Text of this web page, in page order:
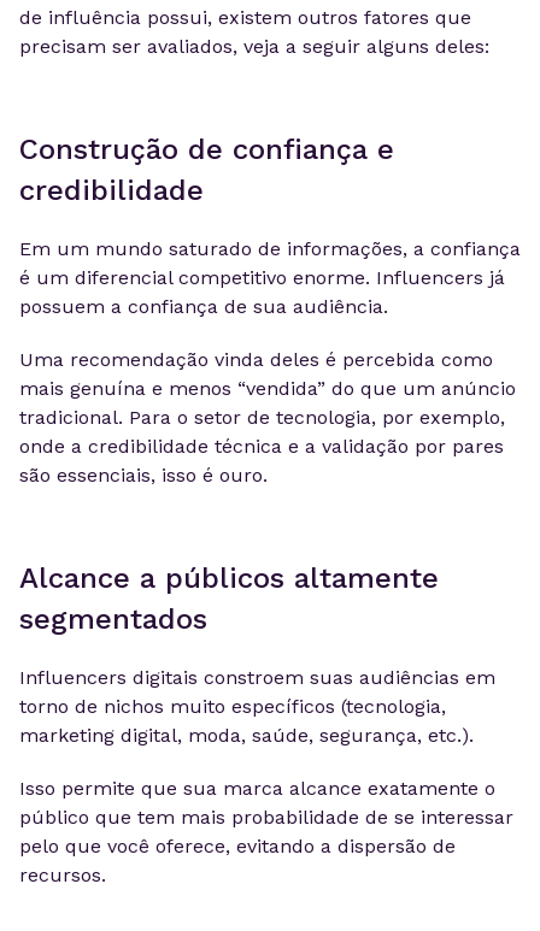
de influência possui, existem outros fatores que
precisam ser avaliados, veja a seguir alguns deles:
Construção de confiança e
credibilidade
Em um mundo saturado de informações, a confiança
é um diferencial competitivo enorme. Influencers já
possuem a confiança de sua audiência.
Uma recomendação vinda deles é percebida como
mais genuína e menos “vendida” do que um anúncio
tradicional. Para o setor de tecnologia, por exemplo,
onde a credibilidade técnica e a validação por pares
são essenciais, isso é ouro.
Alcance a públicos altamente
segmentados
Influencers digitais constroem suas audiências em
torno de nichos muito específicos (tecnologia,
marketing digital, moda, saúde, segurança, etc.).
Isso permite que sua marca alcance exatamente o
público que tem mais probabilidade de se interessar
pelo que você oferece, evitando a dispersão de
recursos.